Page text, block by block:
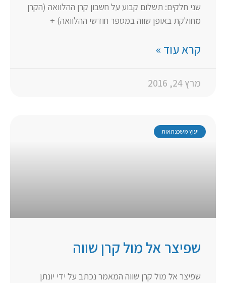
שני חלקים: תשלום קבוע על חשבון קרן ההלוואה (הקרן
מחולקת באופן שווה במספר חודשי ההלוואה) +
קרא עוד »
מרץ 24, 2016
יעוץ משכנתאות
שפיצר אל מול קרן שווה
שפיצר אל מול קרן שווה המאמר נכתב על ידי יונתן